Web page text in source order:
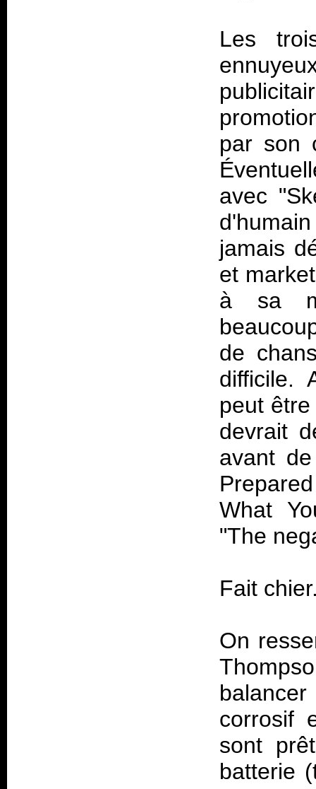
Les
par
avec
jamais
et
à sa
de
difficile.
peut
devrait
avant
What
"The
Fait
On
corrosif
sont
batterie